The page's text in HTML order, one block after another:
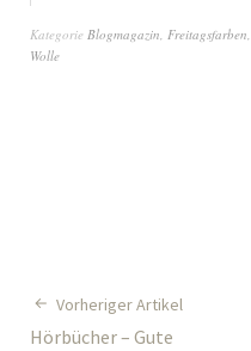
Kategorie Blogmagazin, Freitagsfarben,
Wolle
Vorheriger Artikel
Hörbücher – Gute